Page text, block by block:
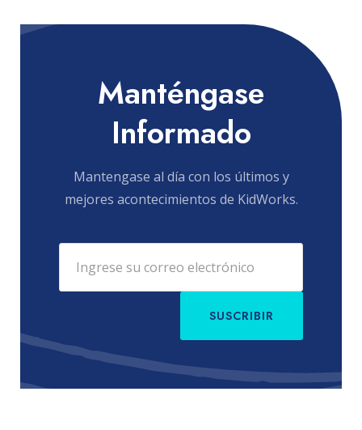
Manténgase
Informado
Mantengase al día con los últimos y
mejores acontecimientos de KidWorks.
SUSCRIBIR